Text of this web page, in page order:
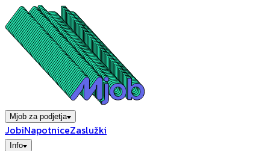
Mjob za podjetja
JobiNapotniceZaslužki
Info